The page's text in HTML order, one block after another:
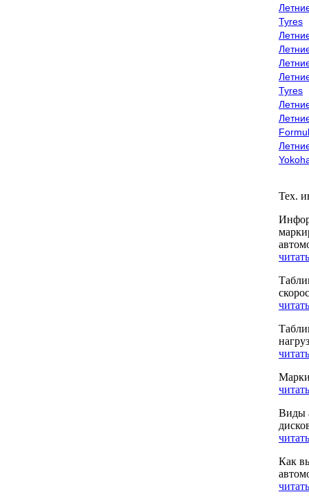
Tyres
Tyres
Тех.
Виды
Как